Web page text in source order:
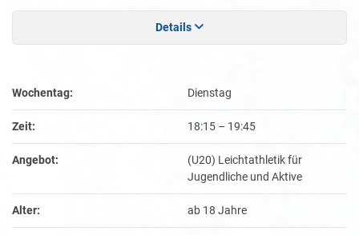
Details
Wochentag: Dienstag
Zeit: 18:15 – 19:45
Angebot:
(U20) Leichtathletik für
Jugendliche und Aktive
Alter: ab 18 Jahre